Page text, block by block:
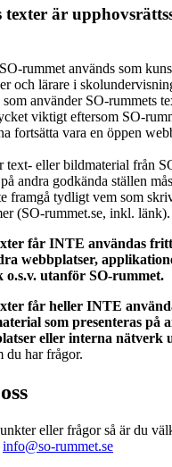
texter är
rummet används som
och lärare i
använder SO-rummets
viktigt eftersom SO-
fortsätta vara en öppen
text- eller bildmaterial från
andra godkända ställen
framgå tydligt vem som
(SO-rummet.se, inkl. länk).
får INTE användas
webbplatser,
o.s.v. utanför SO-rummet.
får heller INTE
som presenteras på
eller interna nätverk
du har frågor.
eller frågor så är du
info@so-rummet.se